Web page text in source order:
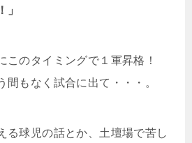
」
このタイミングで１軍昇格！
間もなく試合に出て・・・。
る球児の話とか、土壇場で苦し